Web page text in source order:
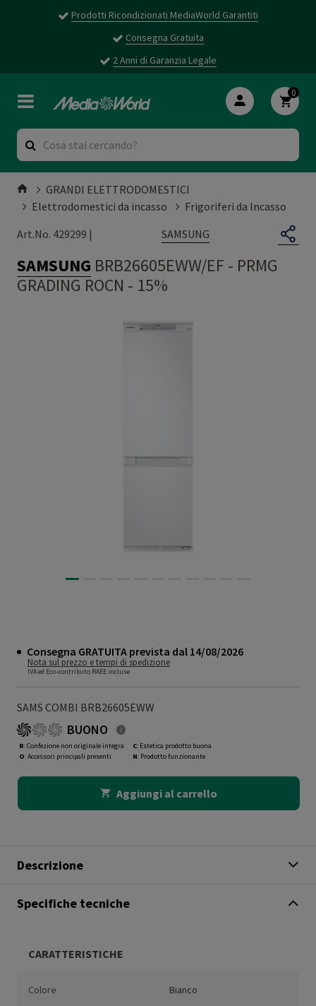
Prodotti Ricondizionati MediaWorld Garantiti
Consegna Gratuita
2 Anni di Garanzia Legale
0
GRANDI ELETTRODOMESTICI
Elettrodomestici da incasso
Frigoriferi da Incasso
Art.No. 429299 |
SAMSUNG
SAMSUNG BRB26605EWW/EF - PRMG
GRADING ROCN - 15%
Consegna GRATUITA prevista dal 14/08/2026
Nota sul prezzo e tempi di spedizione
IVA ed Eco-contributo RAEE incluse
SAMS COMBI BRB26605EWW
BUONO
R: Confezione non originale integra
O: Accessori principali presenti
C: Estetica prodotto buona
N: Prodotto funzionante
Aggiungi al carrello
Descrizione
Specifiche tecniche
CARATTERISTICHE
Colore Bianco